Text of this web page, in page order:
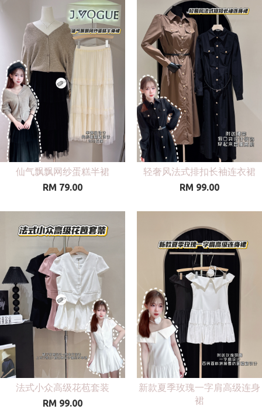
仙气飘飘网纱蛋糕半裙
RM 79.00
轻奢风法式排扣长袖连衣裙
RM 99.00
法式小众高级花苞套装
RM 99.00
新款夏季玫瑰一字肩高级连身
裙